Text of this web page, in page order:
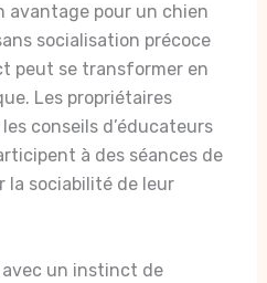
avantage pour un chien
socialisation précoce
peut se transformer en
Les propriétaires
conseils d’éducateurs
à des séances de
la sociabilité de leur
avec un instinct de